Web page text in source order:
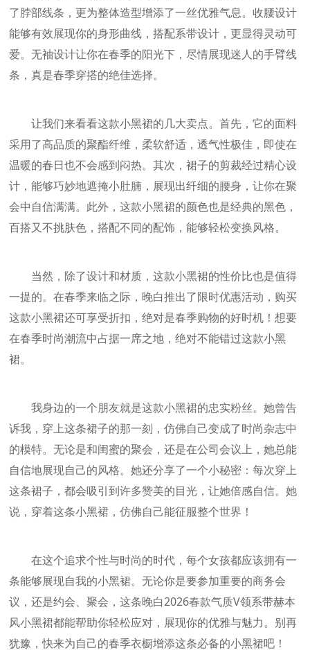
了脖部线条，更为整体造型增添了一丝优雅气息。收腰设计
能够有效展现你的身形曲线，搭配系带设计，更显得灵动可
爱。无袖设计让你在春季的阳光下，尽情展现迷人的手臂线
条，真是春季穿搭的绝佳选择。
让我们来看看这款小黑裙的几大卖点。首先，它的面料
采用了高品质的聚酯纤维，柔软舒适，透气性极佳，即使在
温暖的春日也不会感到闷热。其次，裙子的剪裁经过精心设
计，能够巧妙地遮掩小肚腩，展现出纤细的腰身，让你在聚
会中自信满满。此外，这款小黑裙的颜色也是经典的黑色，
百搭又不挑肤色，搭配不同的配饰，能够轻松变换风格。
当然，除了设计和材质，这款小黑裙的性价比也是值得
一提的。在春季来临之际，晚白推出了限时优惠活动，购买
这款小黑裙还可享受折扣，绝对是春季购物的好时机！想要
在春季时尚潮流中占据一席之地，绝对不能错过这款小黑
裙。
我身边的一个朋友就是这款小黑裙的忠实粉丝。她曾告
诉我，穿上这条裙子的那一刻，仿佛自己变成了时尚杂志中
的模特。无论是和闺蜜的聚会，还是在公司会议上，她总能
自信地展现自己的风格。她还分享了一个小秘密：每次穿上
这条裙子，都会吸引到许多赞美的目光，让她倍感自信。她
说，穿着这条小黑裙，仿佛自己能征服整个世界！
在这个追求个性与时尚的时代，每个女孩都应该拥有一
条能够展现自我的小黑裙。无论你是要参加重要的商务会
议，还是约会、聚会，这条晚白2026春款气质V领系带赫本
风小黑裙都能帮助你轻松应对，展现你的优雅与魅力。别再
犹豫，快来为自己的春季衣橱增添这条必备的小黑裙吧！